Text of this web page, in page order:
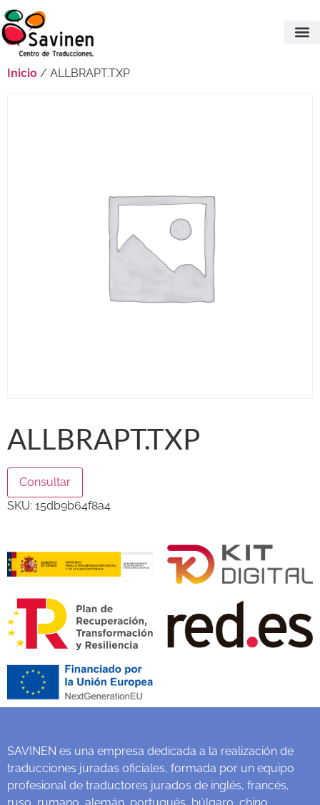
Inicio / ALLBRAPT.TXP
ALLBRAPT.TXP
Consultar
SKU: 15db9b64f8a4
SAVINEN es una empresa dedicada a la realización de
traducciones juradas oficiales, formada por un equipo
profesional de traductores jurados de inglés, francés,